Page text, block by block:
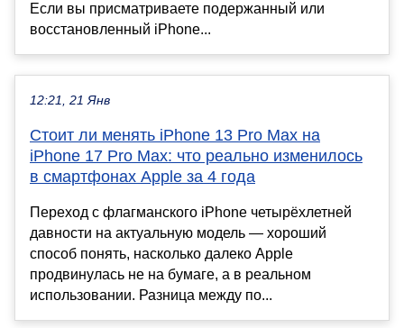
Если вы присматриваете подержанный или
восстановленный iPhone...
12:21, 21 Янв
Стоит ли менять iPhone 13 Pro Max на
iPhone 17 Pro Max: что реально изменилось
в смартфонах Apple за 4 года
Переход с флагманского iPhone четырёхлетней
давности на актуальную модель — хороший
способ понять, насколько далеко Apple
продвинулась не на бумаге, а в реальном
использовании. Разница между по...